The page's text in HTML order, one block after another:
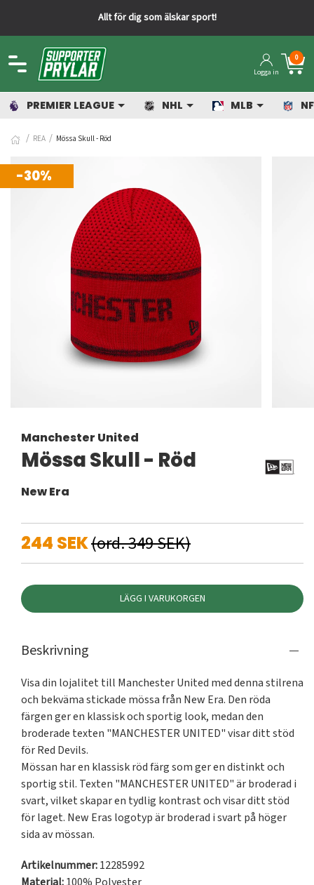
Allt för dig som älskar sport!
Logga in
0
PREMIER LEAGUE NHL MLB
REA Mössa Skull - Röd
-30%
Manchester United
Mössa Skull - Röd
New Era
244 SEK(ord. 349 SEK)
LÄGG I VARUKORGEN
Beskrivning
Visa din lojalitet till Manchester United med denna stilrena
och bekväma stickade mössa från New Era. Den röda
färgen ger en klassisk och sportig look, medan den
broderade texten "MANCHESTER UNITED" visar ditt stöd
för Red Devils.
Mössan har en klassisk röd färg som ger en distinkt och
sportig stil. Texten "MANCHESTER UNITED" är broderad i
svart, vilket skapar en tydlig kontrast och visar ditt stöd
för laget. New Eras logotyp är broderad i svart på höger
sida av mössan.
Artikelnummer:12285992